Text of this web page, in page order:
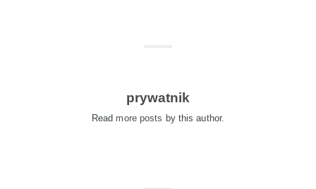
prywatnik
Read more posts by this author.